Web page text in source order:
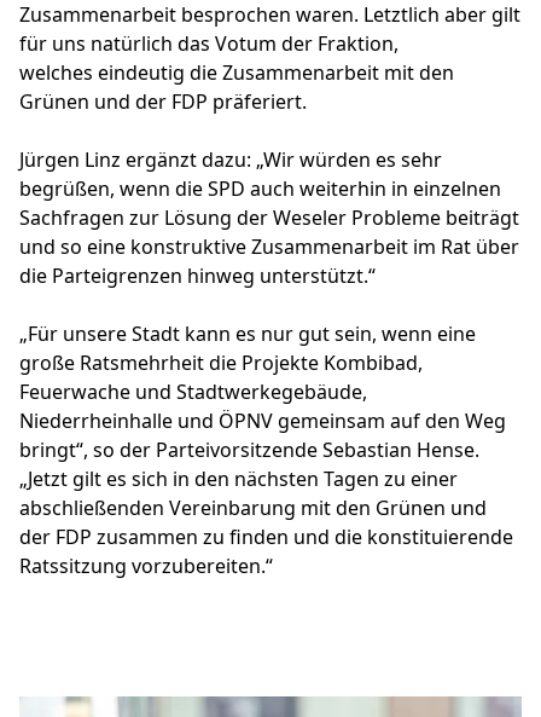
Zusammenarbeit besprochen waren. Letztlich aber gilt
für uns natürlich das Votum der Fraktion,
welches eindeutig die Zusammenarbeit mit den
Grünen und der FDP präferiert.
Jürgen Linz ergänzt dazu: „Wir würden es sehr
begrüßen, wenn die SPD auch weiterhin in einzelnen
Sachfragen zur Lösung der Weseler Probleme beiträgt
und so eine konstruktive Zusammenarbeit im Rat über
die Parteigrenzen hinweg unterstützt.“
„Für unsere Stadt kann es nur gut sein, wenn eine
große Ratsmehrheit die Projekte Kombibad,
Feuerwache und Stadtwerkegebäude,
Niederrheinhalle und ÖPNV gemeinsam auf den Weg
bringt“, so der Parteivorsitzende Sebastian Hense.
„Jetzt gilt es sich in den nächsten Tagen zu einer
abschließenden Vereinbarung mit den Grünen und
der FDP zusammen zu finden und die konstituierende
Ratssitzung vorzubereiten.“